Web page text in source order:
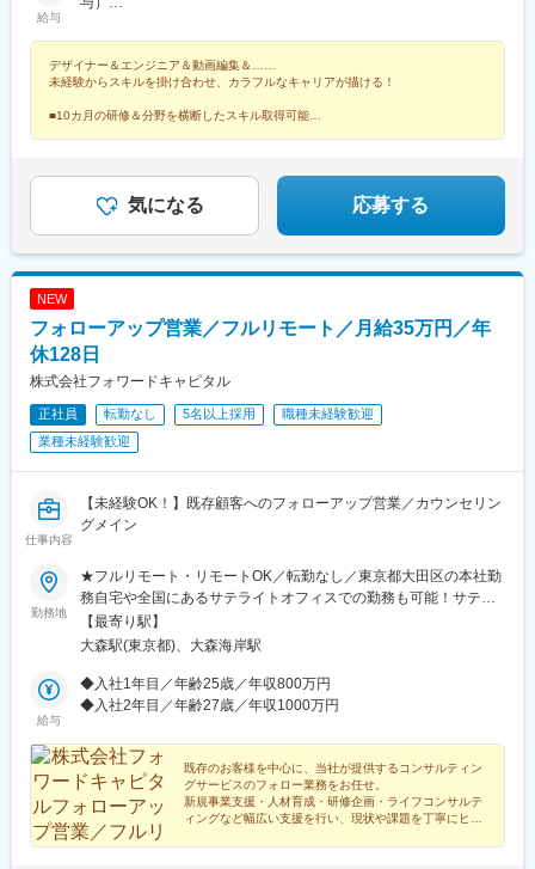
ター前駅、大通駅、北１２条駅、あおば通駅、宮城野通駅、東仙
和泉駅、西小泉駅、城東駅、新伊勢崎駅、小山駅、刈谷駅、藤川
駅、二川駅、吉良吉田駅、多屋駅、神領駅、楽田駅、国際センタ
ー駅、市役所前駅(広島県)、西新駅、博多駅、天神駅、櫛田神社前
駅、神奈川駅、井土ケ谷駅、みなとみらい駅、太田駅(群馬県)、安
駅、平田町駅、今池駅(愛知県)、天神川駅、立町駅、天神南駅、五
郎丸駅、熊西駅、堺筋本町駅、中崎町駅、天満橋駅、心斎橋駅、
北新地駅、相川駅、新大阪駅、上新庄駅、萩原天神駅、播磨高岡
芝公園駅、広尾駅、東銀座駅、竹芝駅、御成門駅、白金高輪駅、
銀座駅、有楽町駅、信濃吉田駅、朝陽駅、桐原駅(長野県)、川中島
駅、屋代高校前駅、城下駅(長野県)、岩村田駅、佐久平駅、広丘
駅、茅野駅、安茂里駅、中野松川駅、須坂駅、南高田駅、鷲津
駅、高塚駅、てだこ浦西駅、赤嶺駅、那覇空港駅(鉄道)、おもろま
ち駅、首里駅、二島駅、花畑町駅、南宮崎駅、宮崎駅、日向新富
駅、宮崎神宮駅、蓮ケ池駅、南延岡駅、高見橋駅、鹿児島中央駅
前駅(沖縄県)、京成千葉駅、高島町駅、北鉄金沢駅、四条駅(京都
市営)、市役所前駅(長野県)、神戸三宮駅(阪神)、高松築港駅、あす
駅、鷹野橋駅、祇園駅(福岡県)、西鉄福岡駅、横浜駅、蒔田駅、千
種駅、矢賀駅、八丁堀駅(広島県)、宮の陣駅、北浜駅(大阪府)、谷
町四丁目駅、四ツ橋駅、西梅田駅、吹田駅(東海道本線)、西中島南
方駅、だいどう豊里駅、久寿川駅、向原駅(東京都)、西新宿五丁目
駅、馬喰町駅、虎ノ門ヒルズ駅、都庁前駅、乃木坂駅、新馬場
駅、馬車道駅、新豊洲駅、鹿島田駅、東大前駅、新橋駅、三田駅
(東京都)、浜松町駅、日比谷駅、北長野駅、鹿児島中央駅、名鉄名
古屋駅、梅田駅(地下鉄)、呉服町駅(福岡県)、第一通り駅、壺川
(神戸新交通)、市役所前駅(愛媛県)、西４丁目駅、北１３条東駅、
中電前駅、本通駅、本町駅、西大橋駅、大阪梅田駅(阪神線)、東池
袋四丁目駅、馬喰横山駅、六本木一丁目駅、品川駅、平間駅、本
駒込駅、築地市場駅、大門駅(東京都)、銀座一丁目駅、二重橋前
駅、熊本城・市役所前駅、都通駅
給与
デザイナー＆エンジニア＆動画編集＆……
未経験からスキルを掛け合わせ、カラフルなキャリアが描ける！
■10カ月の研修＆分野を横断したスキル取得可能
気になる 応募する
NEW
フォローアップ営業／フルリモート／月給35万円／年
休128日
株式会社フォワードキャピタル
正社員 転勤なし 5名以上採用
職種未経験歓迎
業種未経験歓迎
仕事内容
【未経験OK！】既存顧客へのフォローアップ営業／カウンセリン
グメイン
勤務地
★フルリモート・リモートOK／転勤なし／東京都大田区の本社勤
務自宅や全国にあるサテライトオフィスでの勤務も可能！サテラ
イトオフィスは駅から徒歩5分ほどの立地で好アクセス！好きな場
所を選んで、自由にテレワークもできます。居住はどこでもOK！
【最寄り駅】
大森駅(東京都)、大森海岸駅
給与
◆入社1年目／年齢25歳／年収800万円
◆入社2年目／年齢27歳／年収1000万円
既存のお客様を中心に、当社が提供するコンサルティン
グサービスのフォロー業務をお任せ。
新規事業支援・人材育成・研修企画・ライフコンサルテ
ィングなど幅広い支援を行い、現状や課題を丁寧にヒア